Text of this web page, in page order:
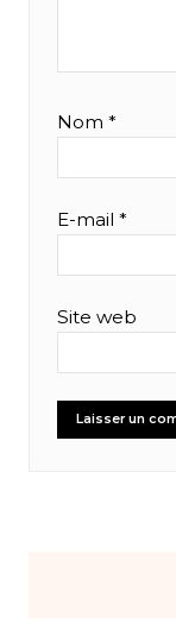
Nom *
E-mail *
Site web